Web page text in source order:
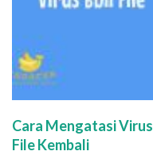
Cara Mengatasi
File Kembali